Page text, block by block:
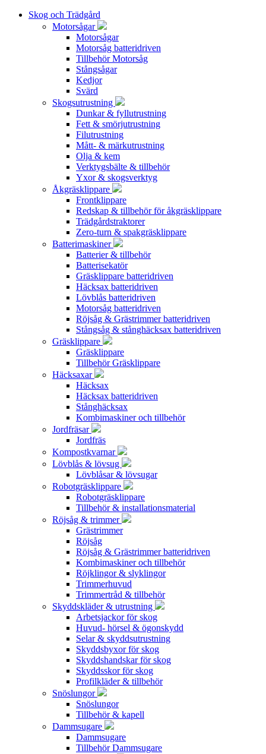
Skog och Trädgård
Motorsågar
Motorsågar
Motorsåg batteridriven
Tillbehör Motorsåg
Stångsågar
Kedjor
Svärd
Skogsutrustning
Dunkar & fyllutrustning
Fett & smörjutrustning
Filutrustning
Mått- & märkutrustning
Olja & kem
Verktygsbälte & tillbehör
Yxor & skogsverktyg
Åkgräsklippare
Frontklippare
Redskap & tillbehör för åkgräsklippare
Trädgårdstraktorer
Zero-turn & spakgräsklippare
Batterimaskiner
Batterier & tillbehör
Batterisekatör
Gräsklippare batteridriven
Häcksax batteridriven
Lövblås batteridriven
Motorsåg batteridriven
Röjsåg & Grästrimmer batteridriven
Stångsåg & stånghäcksax batteridriven
Gräsklippare
Gräsklippare
Tillbehör Gräsklippare
Häcksaxar
Häcksax
Häcksax batteridriven
Stånghäcksax
Kombimaskiner och tillbehör
Jordfräsar
Jordfräs
Kompostkvarnar
Lövblås & lövsug
Lövblåsar & lövsugar
Robotgräsklippare
Robotgräsklippare
Tillbehör & installationsmaterial
Röjsåg & trimmer
Grästrimmer
Röjsåg
Röjsåg & Grästrimmer batteridriven
Kombimaskiner och tillbehör
Röjklingor & slyklingor
Trimmerhuvud
Trimmertråd & tillbehör
Skyddskläder & utrustning
Arbetsjackor för skog
Huvud- hörsel & ögonskydd
Selar & skyddsutrustning
Skyddsbyxor för skog
Skyddshandskar för skog
Skyddsskor för skog
Profilkläder & tillbehör
Snöslungor
Snöslungor
Tillbehör & kapell
Dammsugare
Dammsugare
Tillbehör Dammsugare